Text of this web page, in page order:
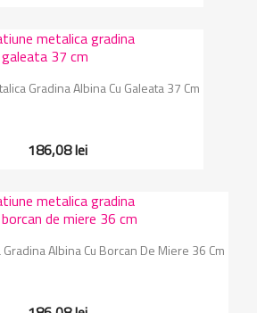
Gradina Albina Cu Galeata 37 Cm
186,08 lei
Albina Cu Borcan De Miere 36 Cm